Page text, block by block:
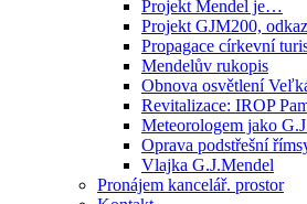
Projekt Mendel je…
Projekt GJM200,
Propagace církevní
Mendelův rukopis
Obnova osvětlení
Revitalizace: IROP
Meteorologem jako
Oprava podstřešní
Vlajka G.J.Mendel
Pronájem kancelář. prostor